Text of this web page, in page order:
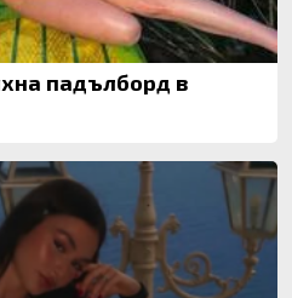
падълборд в